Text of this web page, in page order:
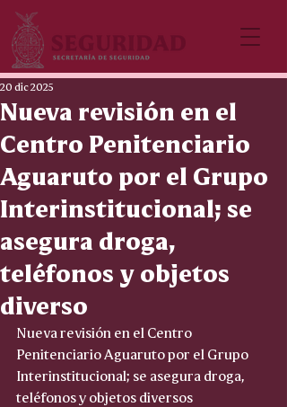
Nueva revisión en el
Centro Penitenciario
Aguaruto por el Grupo
Interinstitucional; se
asegura droga,
teléfonos y objetos
diverso
20 dic 2025
Nueva revisión en el Centro
Penitenciario Aguaruto por el Grupo
Interinstitucional; se asegura droga,
teléfonos y objetos diversos